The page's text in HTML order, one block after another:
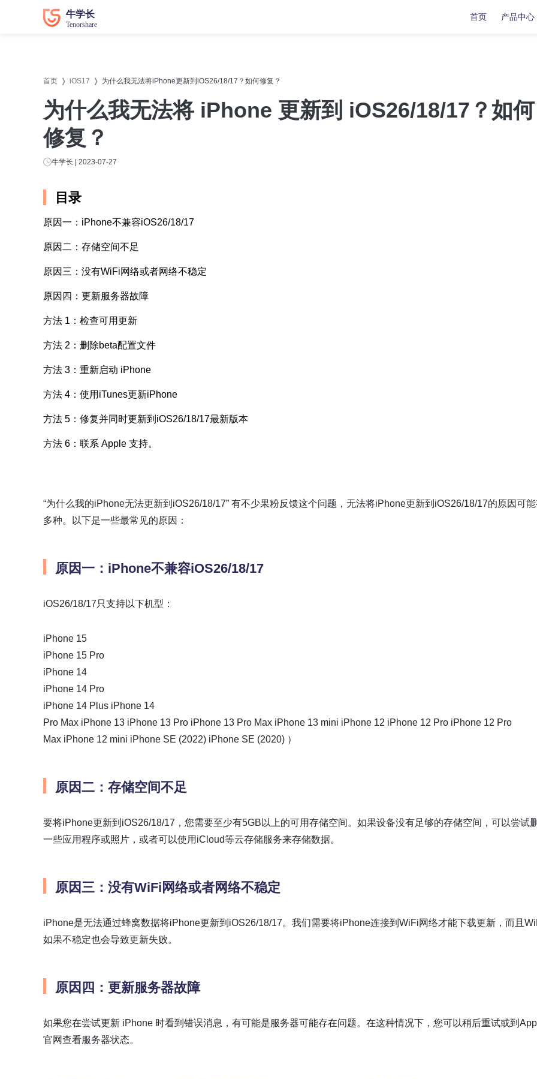
首页 产品中心
牛学长苹果数据恢复工具
牛学长安卓数据恢复工具
牛学长Windows数据恢复工具
牛学长苹果手机修复工具
牛学长安卓手机修复工具
首页 iOS17 为什么我无法将iPhone更新到iOS26/18/17？如何修复？
为什么我无法将 iPhone 更新到 iOS26/18/17？如何
修复？
牛学长 | 2023-07-27
目录
原因一：iPhone不兼容iOS26/18/17
原因二：存储空间不足
原因三：没有WiFi网络或者网络不稳定
原因四：更新服务器故障
方法 1：检查可用更新
方法 2：删除beta配置文件
方法 3：重新启动 iPhone
方法 4：使用iTunes更新iPhone
方法 5：修复并同时更新到iOS26/18/17最新版本
方法 6：联系 Apple 支持。
“为什么我的iPhone无法更新到iOS26/18/17” 有不少果粉反馈这个问题，无法将iPhone更新到iOS26/18/17的原因可
多种。以下是一些最常见的原因：
原因一：iPhone不兼容iOS26/18/17
iOS26/18/17只支持以下机型：
iPhone 15
iPhone 15 Pro
iPhone 14
iPhone 14 Pro
iPhone 14 Plus iPhone 14
Pro Max iPhone 13 iPhone 13 Pro iPhone 13 Pro Max iPhone 13 mini iPhone 12 iPhone 12 Pro iPhone 12 Pro
Max iPhone 12 mini iPhone SE (2022) iPhone SE (2020) ）
原因二：存储空间不足
要将iPhone更新到iOS26/18/17，您需要至少有5GB以上的可用存储空间。如果设备没有足够的存储空间，可以尝试
一些应用程序或照片，或者可以使用iCloud等云存储服务来存储数据。
原因三：没有WiFi网络或者网络不稳定
iPhone是无法通过蜂窝数据将iPhone更新到iOS26/18/17。我们需要将iPhone连接到WiFi网络才能下载更新，而且
如果不稳定也会导致更新失败。
原因四：更新服务器故障
如果您在尝试更新 iPhone 时看到错误消息，有可能是服务器可能存在问题。在这种情况下，您可以稍后重试或到
官网查看服务器状态。